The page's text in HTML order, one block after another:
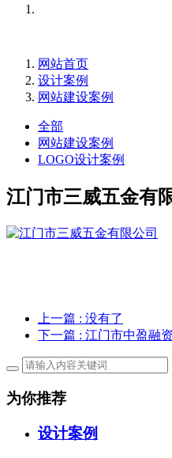
网站首页
设计案例
网站建设案例
全部
网站建设案例
LOGO设计案例
江门市三威五金有
上一篇 : 没有了
下一篇 : 江门市中盈融
为你推荐
设计案例